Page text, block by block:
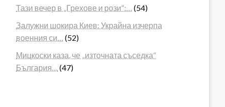
Тази вечер в „Грехове и рози“:…
(54)
Залужни шокира Киев: Украйна изчерпа
военния си…
(52)
Мицкоски каза, че „източната съседка“
България…
(47)